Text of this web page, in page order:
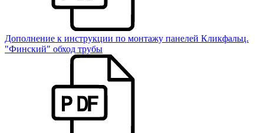
Дополнение к инструкции по монтажу панелей Кликфальц.
"Финский" обход трубы